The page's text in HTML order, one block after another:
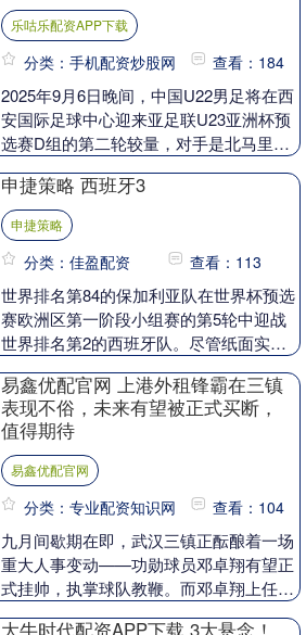
乐咕乐配资APP下载
分类：手机配资炒股网 查看：184
2025年9月6日晚间，中国U22男足将在西
安国际足球中心迎来亚足联U23亚洲杯预
选赛D组的第二轮较量，对手是北马里亚
与澳....
申捷策略 西班牙3
申捷策略
分类：佳盈配资 查看：113
世界排名第84的保加利亚队在世界杯预选
赛欧洲区第一阶段小组赛的第5轮中迎战
世界排名第2的西班牙队。尽管纸面实力
仅在此前6场比....
易鑫优配官网 上港外租锋霸在三镇
表现不俗，未来有望被正式买断，
值得期待
易鑫优配官网
分类：专业配资知识网 查看：104
九月间歇期在即，武汉三镇正酝酿着一场
重大人事变动——功勋球员邓卓翔有望正
式挂帅，执掌球队教鞭。而邓卓翔上任后
大牛时代配资APP下载 3大悬念！